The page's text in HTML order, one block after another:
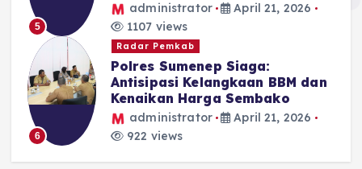
5
administrator
April 21, 2026
1107 views
6
Radar Pemkab
Polres Sumenep Siaga:
Antisipasi Kelangkaan BBM dan
Kenaikan Harga Sembako
administrator
April 21, 2026
922 views